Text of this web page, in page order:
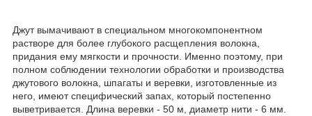
Джут вымачивают в специальном многокомпонентном
растворе для более глубокого расщепления волокна,
придания ему мягкости и прочности. Именно поэтому, при
полном соблюдении технологии обработки и производства
джутового волокна, шпагаты и веревки, изготовленные из
него, имеют специфический запах, который постепенно
выветривается. Длина веревки - 50 м, диаметр нити - 6 мм.